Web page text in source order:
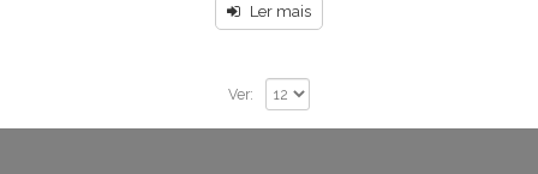
Ler mais
Ver: